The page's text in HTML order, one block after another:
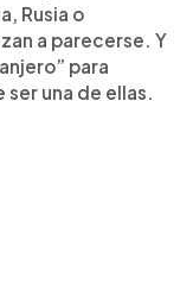
Rusia o
a parecerse. Y
para
una de ellas.